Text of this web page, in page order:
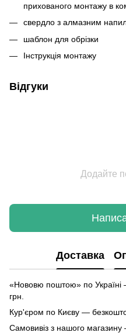
прихованого монтажу в
свердло з алмазним
шаблон для обрізки
Інструкція монтажу
Відгуки
Додайте
Доставка
«Нововю поштою» по Україні
грн.
Кур'єром по Києву —
Самовивіз з нашого